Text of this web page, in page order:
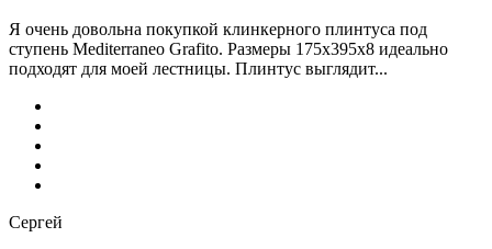
Я очень довольна покупкой клинкерного плинтуса под
ступень Mediterraneo Grafito. Размеры 175х395х8 идеально
подходят для моей лестницы. Плинтус выглядит...
Сергей